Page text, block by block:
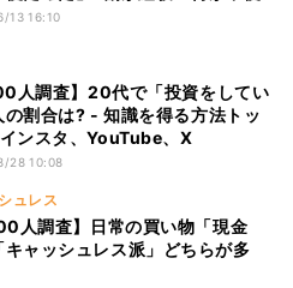
13 16:10
人調査】20代で「投資をしてい
の割合は? - 知識を得る方法トッ
ンスタ、YouTube、X
28 10:08
ュレス
人調査】日常の買い物「現金
キャッシュレス派」どちらが多